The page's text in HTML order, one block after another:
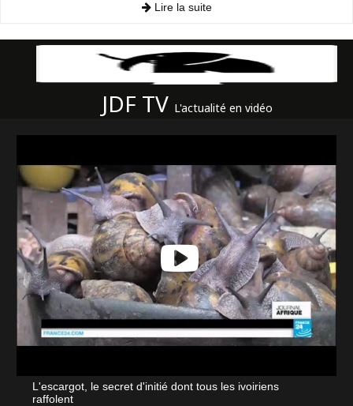
Lire la suite
JDF TV L'actualité en vidéo
L'escargot, le secret d'initié dont tous les ivoiriens
raffolent